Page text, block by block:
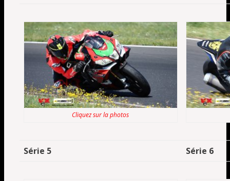
Cliquez sur la photos
Série 5 Série 6